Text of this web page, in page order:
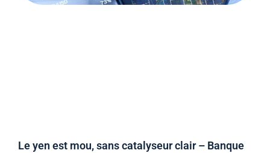
Le yen est mou, sans catalyseur clair – Banque